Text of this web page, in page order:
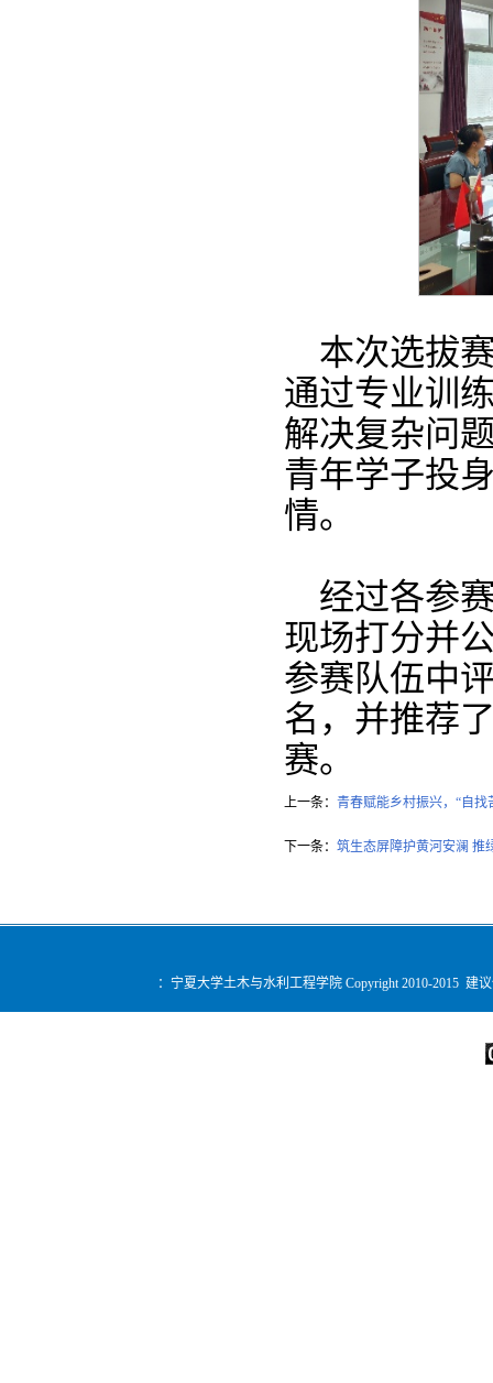
本次选拔
通过专业训
解决复杂问
青年学子投
情。
经过各参
现场打分并
参赛队伍中
名，并推荐
赛。
上一条： 青春赋能乡村振兴，“自
下一条： 筑生态屏障护黄河安澜
：宁夏大学土木与水利工程学院 Copyright 2010-2015 建